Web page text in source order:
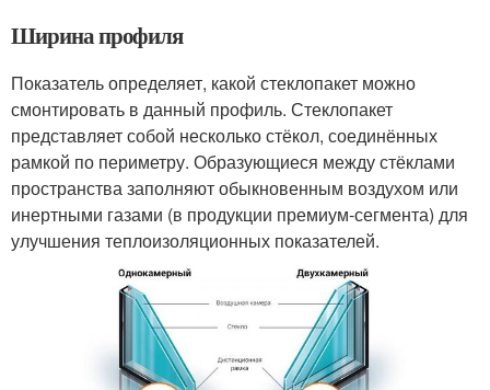
Ширина профиля
Показатель определяет, какой стеклопакет можно
смонтировать в данный профиль. Стеклопакет
представляет собой несколько стёкол, соединённых
рамкой по периметру. Образующиеся между стёклами
пространства заполняют обыкновенным воздухом или
инертными газами (в продукции премиум-сегмента) для
улучшения теплоизоляционных показателей.